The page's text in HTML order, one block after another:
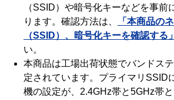
（SSID）や暗号化キーなどを事前
ります。確認方法は、
「本商品の
（SSID）、暗号化キーを確認する」
い。
本商品は工場出荷状態でバンドス
定されています。プライマリSSID
機の設定が、2.4GHz帯と5GHz帯